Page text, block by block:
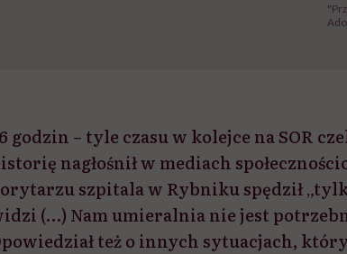
godzin – tyle czasu w kolejce na SOR
nagłośnił w mediach
szpitala w Rybniku spędził
(…) Nam umieralnia nie jest
też o innych sytuacjach,